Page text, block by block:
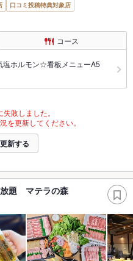
口コミ投稿特典対象店
コース
ホルモン☆看板メニューA5
敗しました。
を更新してください。
新する
題 マテラの森